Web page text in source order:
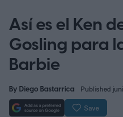
Así es el Ken
Gosling para
Barbie
By Diego Bastarrica Published
Save